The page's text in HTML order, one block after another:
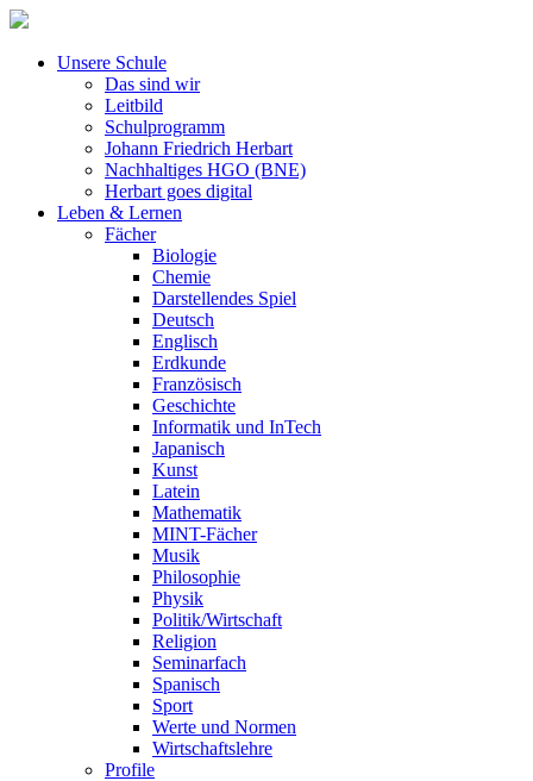
Unsere Schule
Das sind wir
Leitbild
Schulprogramm
Johann Friedrich Herbart
Nachhaltiges HGO (BNE)
Herbart goes digital
Leben & Lernen
Fächer
Biologie
Chemie
Darstellendes Spiel
Deutsch
Englisch
Erdkunde
Französisch
Geschichte
Informatik und InTech
Japanisch
Kunst
Latein
Mathematik
MINT-Fächer
Musik
Philosophie
Physik
Politik/Wirtschaft
Religion
Seminarfach
Spanisch
Sport
Werte und Normen
Wirtschaftslehre
Profile